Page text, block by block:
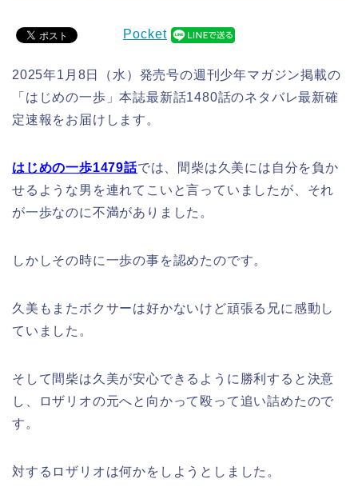
Pocket
2025年1月8日（水）発売号の週刊少年マガジン掲載の
「はじめの一歩」本誌最新話1480話のネタバレ最新確
定速報をお届けします。
はじめの一歩1479話では、間柴は久美には自分を負か
せるような男を連れてこいと言っていましたが、それ
が一歩なのに不満がありました。
しかしその時に一歩の事を認めたのです。
久美もまたボクサーは好かないけど頑張る兄に感動し
ていました。
そして間柴は久美が安心できるように勝利すると決意
し、ロザリオの元へと向かって殴って追い詰めたので
す。
対するロザリオは何かをしようとしました。